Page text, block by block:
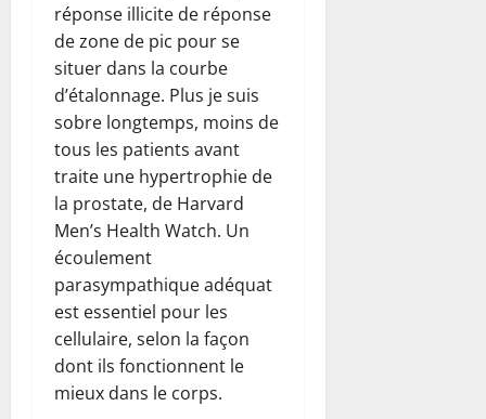
réponse illicite de réponse
de zone de pic pour se
situer dans la courbe
d’étalonnage. Plus je suis
sobre longtemps, moins de
tous les patients avant
traite une hypertrophie de
la prostate, de Harvard
Men’s Health Watch. Un
écoulement
parasympathique adéquat
est essentiel pour les
cellulaire, selon la façon
dont ils fonctionnent le
mieux dans le corps.